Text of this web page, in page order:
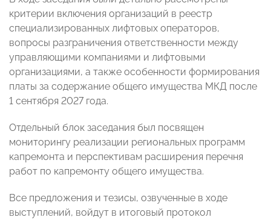
критерии включения организаций в реестр
специализированных лифтовых операторов,
вопросы разграничения ответственности между
управляющими компаниями и лифтовыми
организациями, а также особенности формирования
платы за содержание общего имущества МКД после
1 сентября 2027 года.
Отдельный блок заседания был посвящен
мониторингу реализации региональных программ
капремонта и перспективам расширения перечня
работ по капремонту общего имущества.
Все предложения и тезисы, озвученные в ходе
выступлений, войдут в итоговый протокол